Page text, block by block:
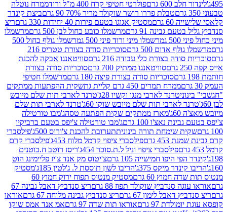
600 גרם
פולרטי חטיפי קרח 400 מ"ל ורוד
ממרח נוטלה
טבלת פררו רושר שוקולד מריר 70% 90 גרם
ביצת קינדר
60 גרם
מסטיק אגוגו בטעם פירות 40 יחידות 330 גרם
ריצ
גבינה 91 גרם
מרשמלו כובע כחול לבן 500 גרם
מרשמלו
ג
מרשמלו מיני ורוד פיני 500 ג
מרשמלו גולף כחול 500
אדום 500 גרם
סוכריות סודה בצורת טטריס 216
בצורת כלי עבודה 216 גרם
סוויטאנגו אבקה להכנת
סוויטאנגו ממתיק 700 גרם
סוכריות סודה בצורת
סוכריות סודה בצורת פיצה 180 גרם
מרשמלו חטיפי
ממרח תמרים 450 גרם קליית גת
שקית ההפתעות ממתקים
טרנד לארבי מנגו וקשיו 28ג'
טרנד לארבי תות שלם מיובש
לארבי תות שלם מיובש שוקו 60ג'
טרנד לארבי תות שלם
מארז ממתקים שקית הפתעה טסהג'מבו טורטילה
נאצ'ו 100 גרם
ג'מבו טורטילה צ'יפס בטעם ברביקיו
שימחת תורה בינוניתתערובת להכנת צ'ורוס 500ג'
פילסברי
453 גרם
פילסברי ציפוי קרמל מלוח 453ג'
פילסברי קרם
פילסברי ציפוי וניל ל.ת.סוכר 454ג'
ריסז רוטב ח.בוטנים
היפו חמישייה 105 גרם
צ'יטוס מק אנד צ'יז פליימינג הוט
מיקס 375ג'
הריבו לשון תוססת ל. ג'לטין 185ג'
מסטיק
חמוץ 60 גרם
מסטיק מנטוס תפוח ירוק חמוץ 60
סנדביץ שוקולד תפוז 88 גרם
ריצ סנדביץ דאבל גבינה 67
דאבל לימון 67 גרם
ריצ סנדביץ גבינה מלוחה 67 גרם
אוראו
97 גרם
אוראו תות שדה 97 גרם
אמ אנד אמס שוקו